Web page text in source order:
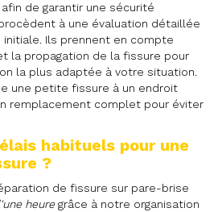
de garantir une sécurité
à une évaluation détaillée
Ils prennent en compte
la propagation de la fissure pour
la plus adaptée à votre situation.
une petite fissure à un endroit
remplacement complet pour éviter
habituels pour une
?
de fissure sur pare-brise
heuregrâce à notre organisation